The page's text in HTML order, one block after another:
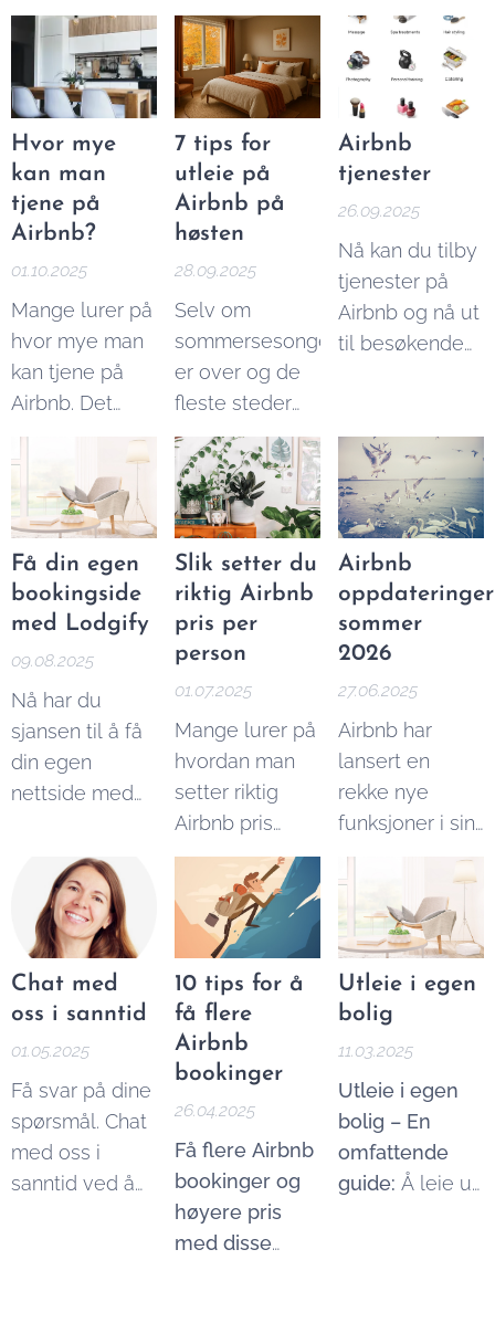
tjenester må
du ha for å
kunne drive
effektiv utleie.
Homeaway,
VRBO
Homestayog
Misterbnb
Reisende kan
ofte finne både
bedre og
overnattingsmuligheter
på disse
plattformene,
mens utleiere
kan tjene bedre
ved å
annonsere på
flere steder.
English version:
Alternatives to
Airbnb
over 6000
besøkende
hver måned, er
vi Norges
ledende
nettsted
innenfor
formidler
korttidsleie og
overnatting
både til private
Hvor mye
kan man
tjene på
Airbnb?
01.10.2025
Mange lurer på
hvor mye man
kan tjene på
Airbnb. Det
korte svaret er
at man kan
tjene
ubegrenset
ved å leie ut på
Airbnb fordi du
selv setter
prisen. Du må
høyde for
faktorer som
beliggenhet,
type bolig,
skatteregler.
Ved å bruke
vår enkle
Airbnb
kalkulator
nedenfor, kan
du selv finne ut
hvor mye man
kan tjene på
Airbnb:...
7 tips for
utleie på
Airbnb på
høsten
28.09.2025
Selv om
sommersesongen
er over og de
fleste steder
får færre
tilreisende
sammenlignet
med
sommeren,
finnes det gode
muligheter for
å få leid ut på
Airbnb på
vinteren. Her er
mine beste
tips:
Airbnb
tjenester
26.09.2025
Nå kan du tilby
tjenester på
Airbnb og nå ut
til besøkende
tjenestene du
kan tilby:
Få din egen
bookingside
med Lodgify
09.08.2025
Nå har du
sjansen til å få
din egen
nettside med
bookingmuligheter
– uten å være
avhengig av
tredjepartsplattformer
som Airbnb
eller
kan være høye
og kontrollen
begrenset.
Slik setter du
riktig Airbnb
pris per
person
01.07.2025
Mange lurer på
hvordan man
setter riktig
Airbnb pris
person. I denne
enkle guiden
forklarer vi
hvordan.
Airbnb
oppdateringer
sommer
2026
27.06.2025
Airbnb har
lansert en
rekke nye
funksjoner i sin
2025, og denne
gangen satser
plattformen på
mer enn bare
overnatting.
Chat med
oss i sanntid
01.05.2025
Få svar på dine
spørsmål. Chat
med oss i
sanntid ved å
10 tips for å
få flere
Airbnb
bookinger
26.04.2025
Få flere Airbnb
bookinger og
høyere pris
med disse
Utleie i egen
bolig
11.03.2025
Utleie i egen
bolig – En
omfattende
guide: Å leie ut